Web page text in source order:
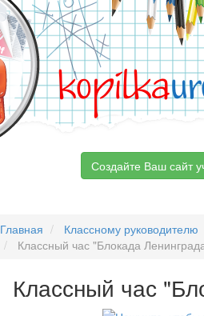
kopilka
Создайте Ваш сайт
Главная
Классному руководителю
Классный час "Блокада
Классный час